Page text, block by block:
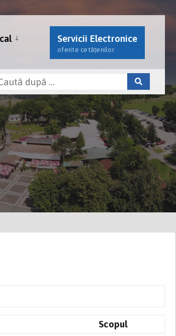
Servicii Electronice
oferite cetățenilor
Scopul